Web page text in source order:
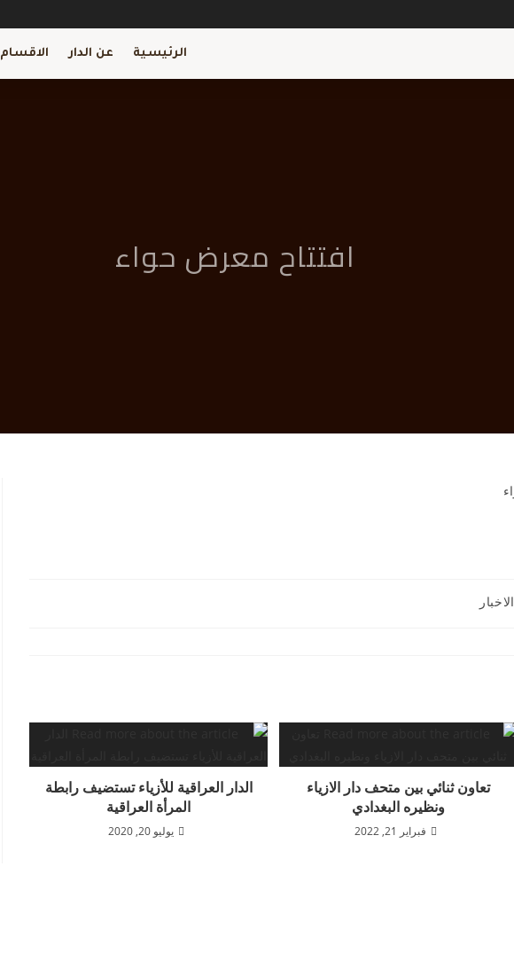
الرئيسية عن الدار الاقسام
افتتاح معرض حواء
الاخبار
الدار العراقية للأزياء تستضيف رابطة
المرأة العراقية
يوليو 20, 2020
تعاون ثنائي بين متحف دار الازياء
ونظيره البغدادي
فبراير 21, 2022